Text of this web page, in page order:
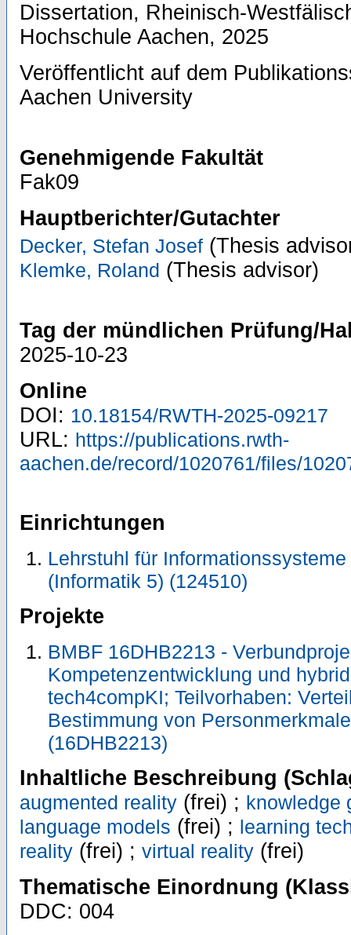
Dissertation, Rheinisch-
Hochschule Aachen, 2025
Veröffentlicht auf dem
Aachen University
Genehmigende Fakultät
Fak09
Hauptberichter/Gutachter
Decker, Stefan Josef (Thesis
Klemke, Roland (Thesis advisor)
Tag der mündlichen Prüfung/
2025-10-23
Online
DOI: 10.18154/RWTH-2025-09217
URL: https://publications.rwth-
aachen.de/record/1020761/files/
Einrichtungen
Lehrstuhl für
(Informatik 5) (124510)
Projekte
BMBF 16DHB2213 -
Kompetenzentwicklung und
tech4compKI; Teilvorhaben:
Bestimmung von
(16DHB2213)
Inhaltliche Beschreibung
augmented reality (frei) ; knowledge
language models (frei) ; learning
reality (frei) ; virtual reality (frei)
Thematische Einordnung
DDC: 004